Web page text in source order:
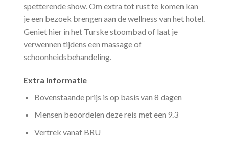
spetterende show. Om extra tot rust te komen kan
je een bezoek brengen aan de wellness van het hotel.
Geniet hier in het Turske stoombad of laat je
verwennen tijdens een massage of
schoonheidsbehandeling.
Extra informatie
Bovenstaande prijs is op basis van 8 dagen
Mensen beoordelen deze reis met een 9.3
Vertrek vanaf BRU